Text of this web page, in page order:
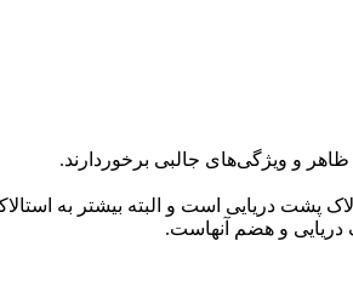
و ویژگی‌های جالبی برخوردارند.
پشت دریایی است و البته بیشتر به
دریایی و هضم آنهاست.